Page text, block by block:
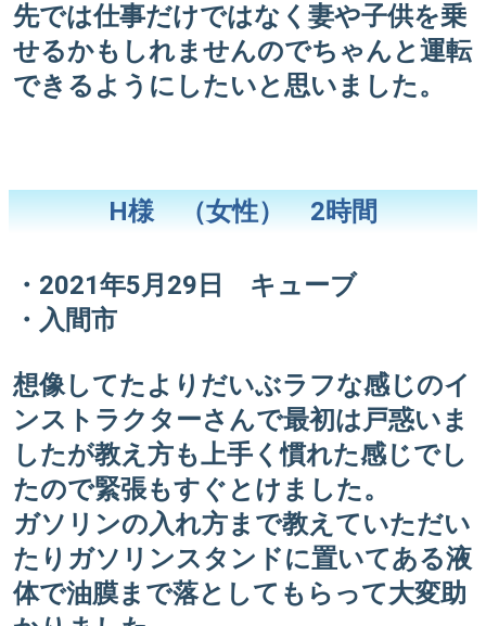
先では仕事だけではなく妻や子供を乗
せるかもしれませんのでちゃんと運転
できるようにしたいと思いました。
H様 （女性） 2時間
・2021年5月29日 キューブ
・入間市
想像してたよりだいぶラフな感じのイ
ンストラクターさんで最初は戸惑いま
したが教え方も上手く慣れた感じでし
たので緊張もすぐとけました。
ガソリンの入れ方まで教えていただい
たりガソリンスタンドに置いてある液
体で油膜まで落としてもらって大変助